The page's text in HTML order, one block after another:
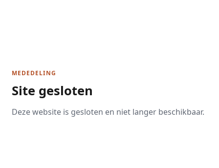
MEDEDELING
Site gesloten
Deze website is gesloten en niet langer beschikbaar.